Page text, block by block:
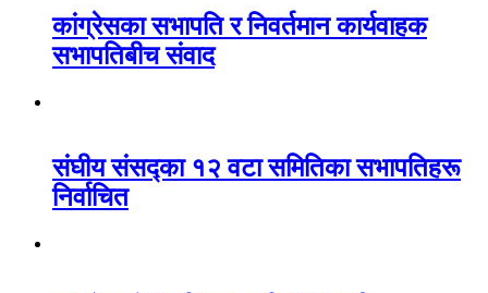
कांग्रेसका सभापति र निवर्तमान कार्यवाहक
सभापतिबीच संवाद
संघीय संसद्का १२ वटा समितिका सभापतिहरू
निर्वाचित